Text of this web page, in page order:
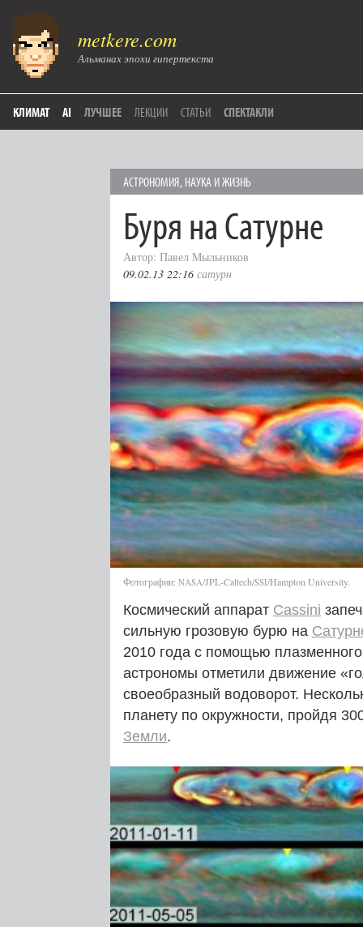
metkere.com
Альманах эпохи гипертекста
КЛИМАТ AI ЛУЧШЕЕ ЛЕКЦИИ СТАТЬИ СПЕКТАКЛИ
АСТРОНОМИЯ, НАУКА И ЖИЗНЬ
Буря на Сатурне
Автор: Павел Мыльников
09.02.13 22:16 сатурн
Фотографии: NASA/JPL-Caltech/SSI/Hampton University.
Космический аппарат Cassini
сильную грозовую бурю на
2010 года с помощью
астрономы отметили движение
своеобразный водоворот.
планету по окружности, пройдя
Земли.